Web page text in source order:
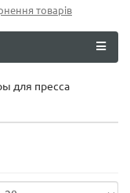
товарів
для пресса